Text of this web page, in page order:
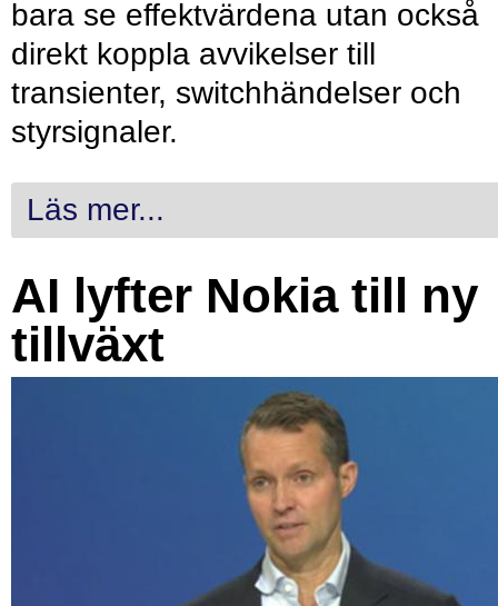
bara se effektvärdena utan också
direkt koppla avvikelser till
transienter, switchhändelser och
styrsignaler.
Läs mer...
AI lyfter Nokia till ny
tillväxt